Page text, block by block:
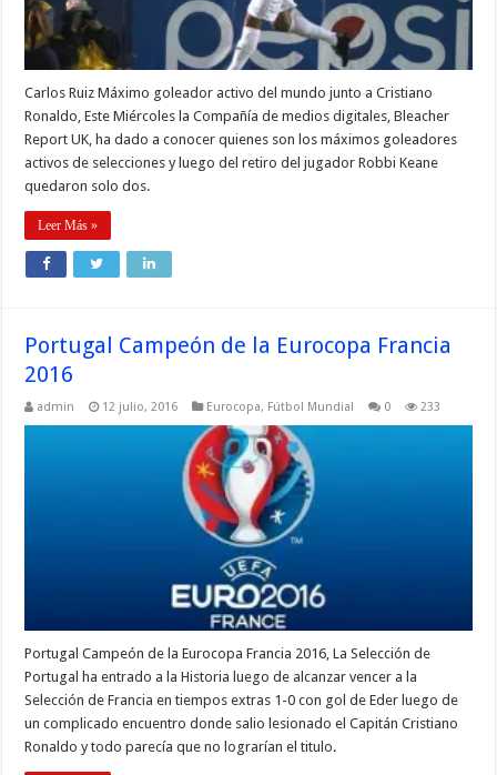
Carlos Ruiz Máximo goleador activo del mundo junto a Cristiano
Ronaldo, Este Miércoles la Compañía de medios digitales, Bleacher
Report UK, ha dado a conocer quienes son los máximos goleadores
activos de selecciones y luego del retiro del jugador Robbi Keane
quedaron solo dos.
Leer Más »
Portugal Campeón de la Eurocopa Francia
2016
admin 12 julio, 2016 Eurocopa, Fútbol Mundial 0 233
Portugal Campeón de la Eurocopa Francia 2016, La Selección de
Portugal ha entrado a la Historia luego de alcanzar vencer a la
Selección de Francia en tiempos extras 1-0 con gol de Eder luego de
un complicado encuentro donde salio lesionado el Capitán Cristiano
Ronaldo y todo parecía que no lograrían el titulo.